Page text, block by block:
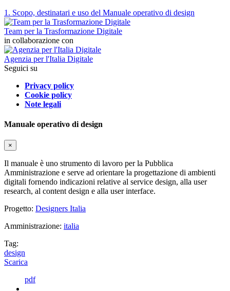
1. Scopo, destinatari e uso del Manuale operativo di design
Team per la Trasformazione Digitale
in collaborazione con
Agenzia per l'Italia Digitale
Seguici su
Privacy policy
Cookie policy
Note legali
Manuale operativo di design
×
Il manuale è uno strumento di lavoro per la Pubblica
Amministrazione e serve ad orientare la progettazione di ambienti
digitali fornendo indicazioni relative al service design, alla user
research, al content design e alla user interface.
Progetto: Designers Italia
Amministrazione: italia
Tag:
design
Scarica
pdf